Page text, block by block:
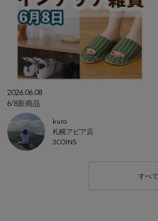
2026.06.08
6/8新商品
kuro
札幌アピア店
3COINS